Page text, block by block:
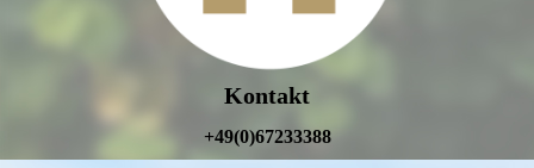
Kontakt
+49(0)67233388